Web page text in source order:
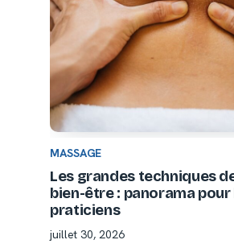
MASSAGE
Les grandes techniques
bien-être : panorama pour
praticiens
juillet 30, 2026